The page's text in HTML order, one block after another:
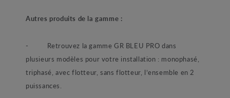
Autres produits de la gamme :
- Retrouvez la gamme GR BLEU PRO dans
plusieurs modèles pour votre installation : monophasé,
triphasé, avec flotteur, sans flotteur, l’ensemble en 2
puissances.